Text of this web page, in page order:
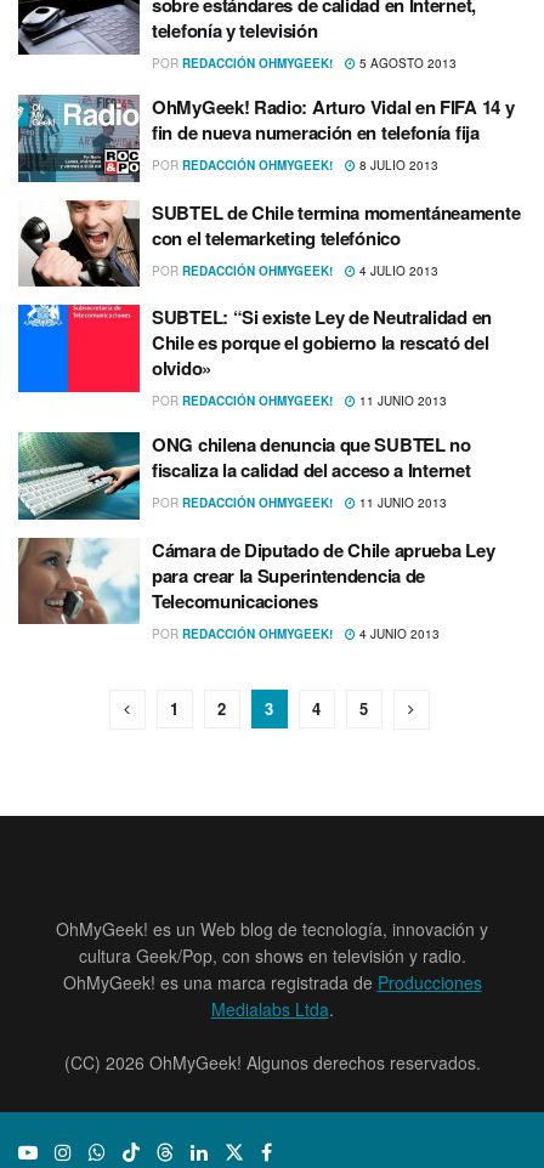
telefoní­a y televisión
POR REDACCIÓN OHMYGEEK! 5 AGOSTO 2013
OhMyGeek! Radio: Arturo Vidal en FIFA 14 y
fin de nueva numeración en telefoní­a fija
POR REDACCIÓN OHMYGEEK! 8 JULIO 2013
SUBTEL de Chile termina momentáneamente
con el telemarketing telefónico
POR REDACCIÓN OHMYGEEK! 4 JULIO 2013
SUBTEL: “Si existe Ley de Neutralidad en
Chile es porque el gobierno la rescató del
olvido»
POR REDACCIÓN OHMYGEEK! 11 JUNIO 2013
ONG chilena denuncia que SUBTEL no
fiscaliza la calidad del acceso a Internet
POR REDACCIÓN OHMYGEEK! 11 JUNIO 2013
Cámara de Diputado de Chile aprueba Ley
para crear la Superintendencia de
Telecomunicaciones
POR REDACCIÓN OHMYGEEK! 4 JUNIO 2013
1 2 3 4 5
OhMyGeek! es un Web blog de tecnología, innovación y
cultura Geek/Pop, con shows en televisión y radio.
OhMyGeek! es una marca registrada de Producciones
Medialabs Ltda.
(CC) 2026 OhMyGeek! Algunos derechos reservados.